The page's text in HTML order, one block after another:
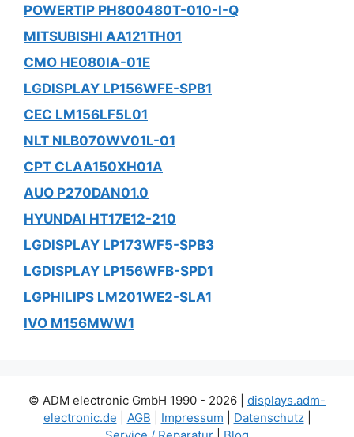
POWERTIP PH800480T-010-I-Q
MITSUBISHI AA121TH01
CMO HE080IA-01E
LGDISPLAY LP156WFE-SPB1
CEC LM156LF5L01
NLT NLB070WV01L-01
CPT CLAA150XH01A
AUO P270DAN01.0
HYUNDAI HT17E12-210
LGDISPLAY LP173WF5-SPB3
LGDISPLAY LP156WFB-SPD1
LGPHILIPS LM201WE2-SLA1
IVO M156MWW1
© ADM electronic GmbH 1990 - 2026 | displays.adm-
electronic.de
AGB Impressum Datenschutz|